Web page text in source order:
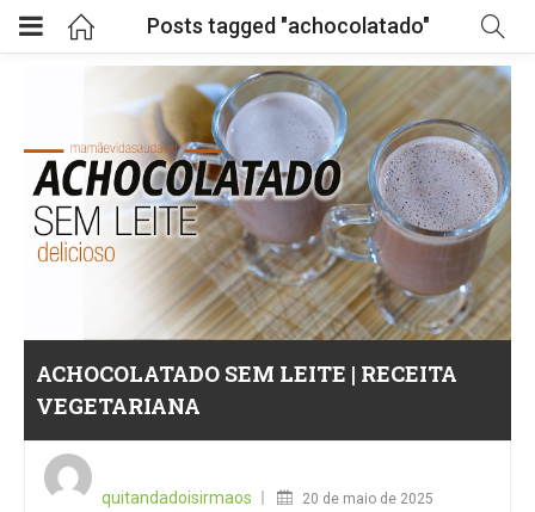
Posts tagged "achocolatado"
ACHOCOLATADO SEM LEITE | RECEITA
VEGETARIANA
quitandadoisirmaos
20 de maio de 2025